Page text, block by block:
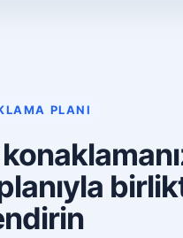
PLANI